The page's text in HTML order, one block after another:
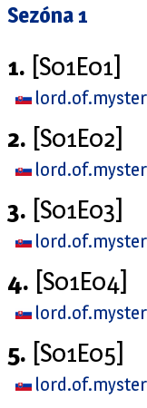
Sezóna 1
1. [S01E01]
2. [S01E02]
3. [S01E03]
4. [S01E04]
5. [S01E05]